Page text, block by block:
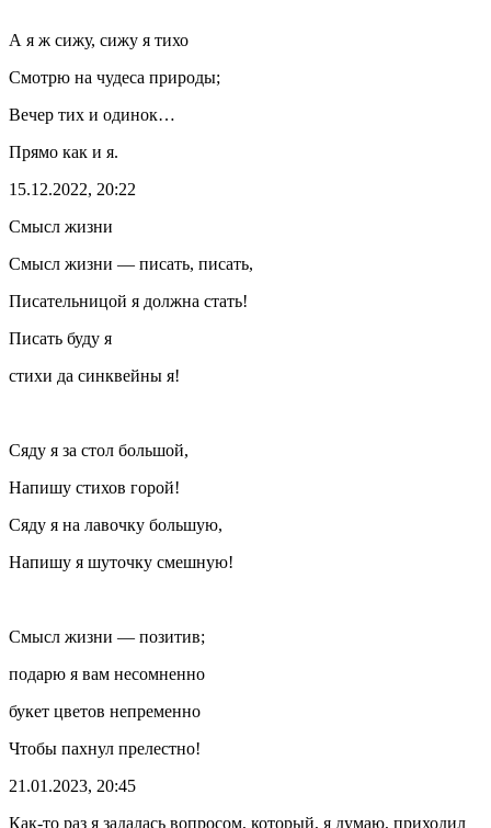
А я ж сижу, сижу я тихо
Смотрю на чудеса природы;
Вечер тих и одинок…
Прямо как и я.
15.12.2022, 20:22
Смысл жизни
Смысл жизни — писать, писать,
Писательницой я должна стать!
Писать буду я
стихи да синквейны я!
Сяду я за стол большой,
Напишу стихов горой!
Сяду я на лавочку большую,
Напишу я шуточку смешную!
Смысл жизни — позитив;
подарю я вам несомненно
букет цветов непременно
Чтобы пахнул прелестно!
21.01.2023, 20:45
Как-то раз я задалась вопросом, который, я думаю, приходил